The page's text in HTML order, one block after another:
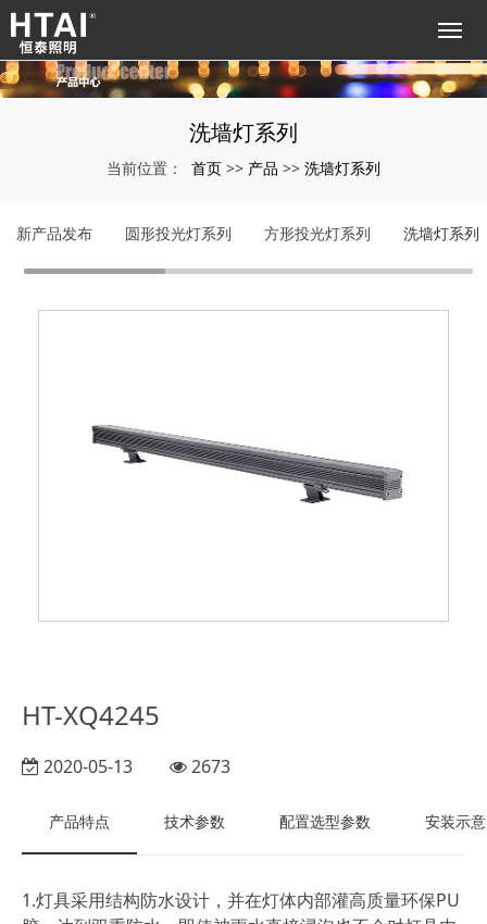
洗墙灯系列
当前位置： 首页 >> 产品 >> 洗墙灯系列
新产品发布 圆形投光灯系列 方形投光灯系列 洗墙灯系列
HT-XQ4245
2020-05-13 2673
产品特点 技术参数 配置选型参数 安装示意
1.灯具采用结构防水设计，并在灯体内部灌高质量环保PU